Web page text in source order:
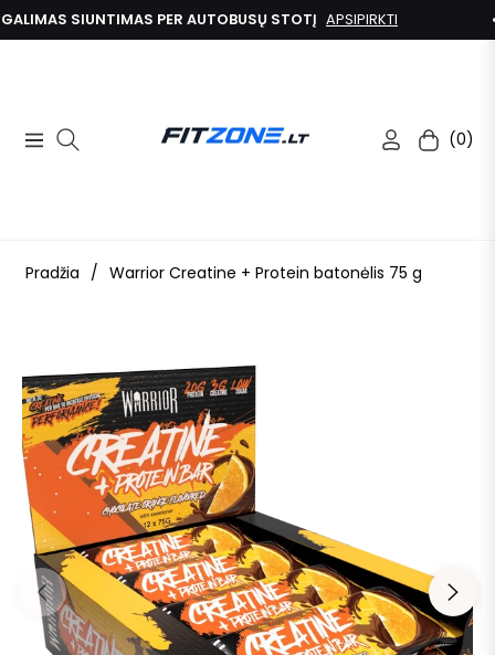
SIUNTIMAS PER AUTOBUSŲ STOTĮ APSIPIRKTI
Navigation Kolekcija
(0)
Pradžia / Warrior Creatine + Protein batonėlis 75 g